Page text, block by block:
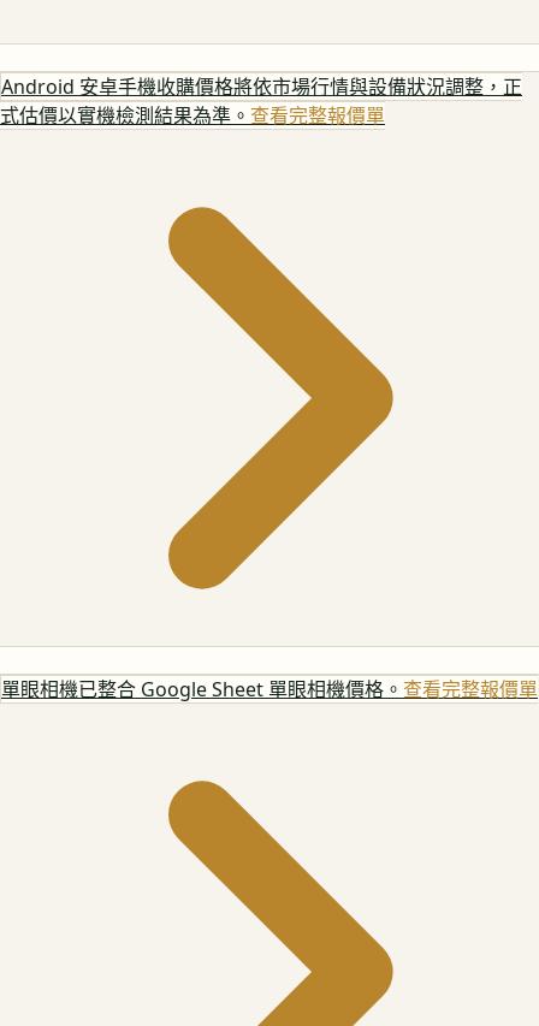
Android 安卓手機收購價格將依市場行情與設備狀況調整，正
式估價以實機檢測結果為準。 查看完整報價單
單眼相機已整合 Google Sheet 單眼相機價格。 查看完整報價單